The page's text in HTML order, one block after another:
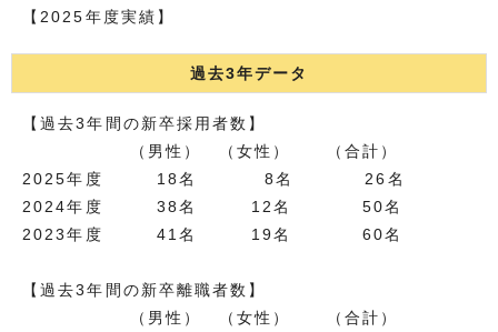
【2025年度実績】
過去3年データ
【過去3年間の新卒採用者数】
（男性） （女性） （合計）
2025年度 18名 8名 26名
2024年度 38名 12名 50名
2023年度 41名 19名 60名
【過去3年間の新卒離職者数】
（男性） （女性） （合計）